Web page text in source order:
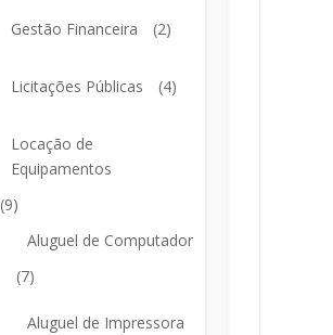
Gestão Financeira (2)
Licitações Públicas (4)
Locação de
Equipamentos
(9)
Aluguel de Computador
(7)
Aluguel de Impressora